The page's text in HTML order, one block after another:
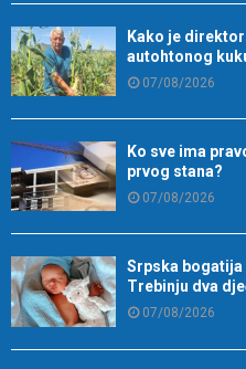
Kako je
autohtonog
07/08/2026
Ko sve ima
prvog stana?
07/08/2026
Srpska bogatija
Trebinju dva
07/08/2026